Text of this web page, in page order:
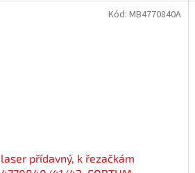
laser přídavný, k řezačkám
Kód: MB4770840A